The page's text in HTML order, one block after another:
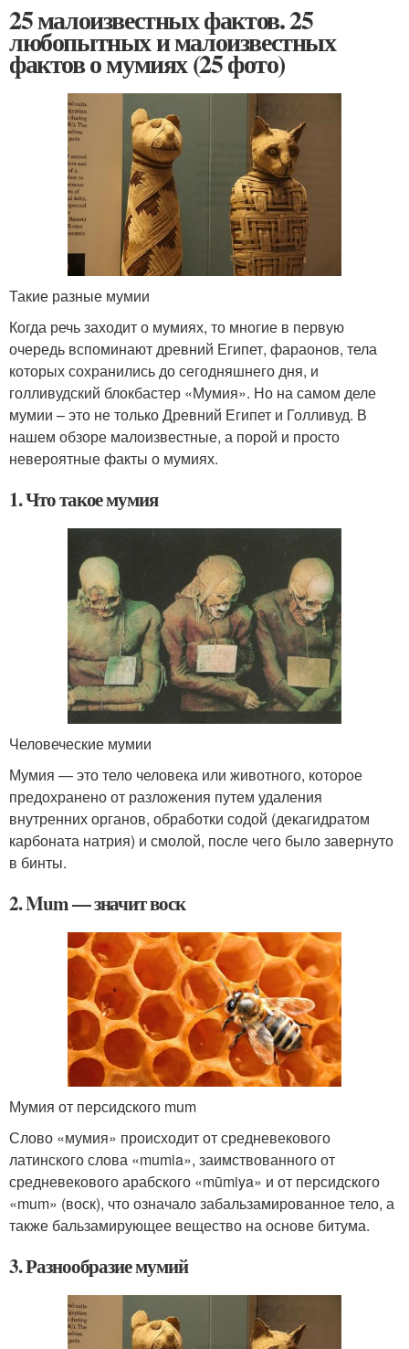
25 малоизвестных фактов. 25
любопытных и малоизвестных
фактов о мумиях (25 фото)
Такие разные мумии
Когда речь заходит о мумиях, то многие в первую
очередь вспоминают древний Египет, фараонов, тела
которых сохранились до сегодняшнего дня, и
голливудский блокбастер «Мумия». Но на самом деле
мумии – это не только Древний Египет и Голливуд. В
нашем обзоре малоизвестные, а порой и просто
невероятные факты о мумиях.
1. Что такое мумия
Человеческие мумии
Мумия — это тело человека или животного, которое
предохранено от разложения путем удаления
внутренних органов, обработки содой (декагидратом
карбоната натрия) и смолой, после чего было завернуто
в бинты.
2. Mum — значит воск
Мумия от персидского mum
Слово «мумия» происходит от средневекового
латинского слова «mumia», заимствованного от
средневекового арабского «mūmiya» и от персидского
«mum» (воск), что означало забальзамированное тело, а
также бальзамирующее вещество на основе битума.
3. Разнообразие мумий